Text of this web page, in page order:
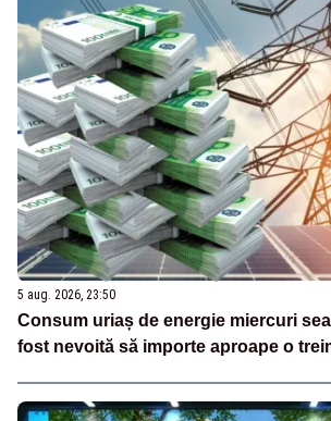
5 aug. 2026, 23:50
Consum uriaș de energie miercuri
fost nevoită să importe aproape o